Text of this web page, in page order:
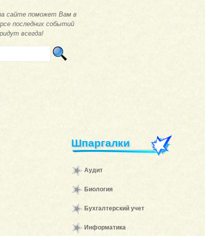
сайте поможет Вам в
последних событий
всегда!
Шпаргалки
Аудит
Биология
Бухгалтерский учет
Информатика